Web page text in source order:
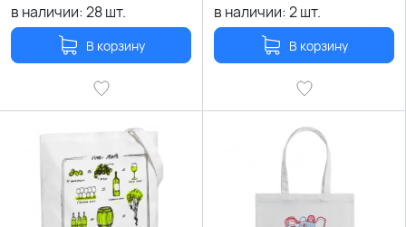
в наличии:28шт.
В корзину
в наличии:2шт.
В корзину